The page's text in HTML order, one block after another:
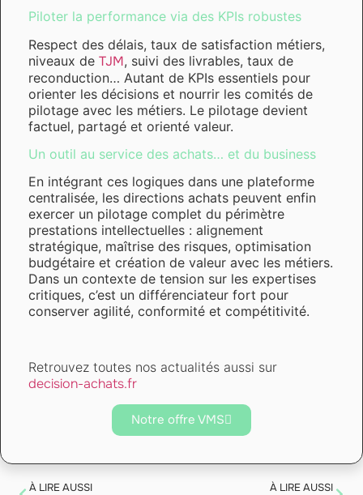
Piloter la performance via des KPIs robustes
Respect des délais, taux de satisfaction métiers,
niveaux de TJM, suivi des livrables, taux de
reconduction… Autant de KPIs essentiels pour
orienter les décisions et nourrir les comités de
pilotage avec les métiers. Le pilotage devient
factuel, partagé et orienté valeur.
Un outil au service des achats… et du business
En intégrant ces logiques dans une plateforme
centralisée, les directions achats peuvent enfin
exercer un pilotage complet du périmètre
prestations intellectuelles : alignement
stratégique, maîtrise des risques, optimisation
budgétaire et création de valeur avec les métiers.
Dans un contexte de tension sur les expertises
critiques, c’est un différenciateur fort pour
conserver agilité, conformité et compétitivité.
Retrouvez toutes nos actualités aussi sur
decision-achats.fr
Notre offre VMS
À LIRE AUSSI À LIRE AUSSI